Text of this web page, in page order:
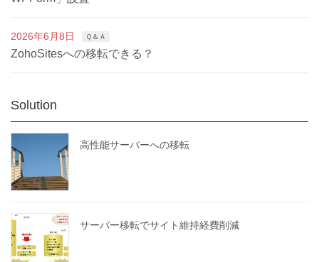
2026年6月8日 Ｑ＆Ａ
ZohoSitesへの移転できる？
Solution
高性能サーバーへの移転
サーバー移転でサイト維持経費削減